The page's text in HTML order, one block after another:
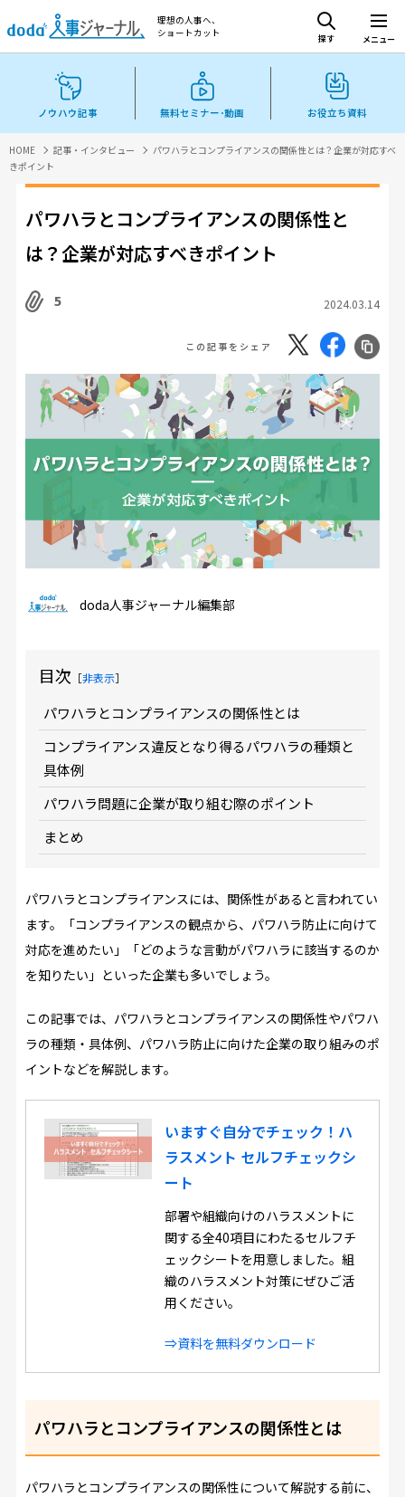
理想の人事へ、
ショートカット
探す メニュー
ノウハウ記事 無料セミナー･動画 お役立ち資料
HOME 記事・インタビュー
パワハラとコンプライアンスの関係性とは？企業が対応すべ
きポイント
パワハラとコンプライアンスの関係性と
は？企業が対応すべきポイント
5 2024.03.14
この記事をシェア
doda人事ジャーナル編集部
目次 ［非表示］
パワハラとコンプライアンスの関係性とは
コンプライアンス違反となり得るパワハラの種類と
具体例
パワハラ問題に企業が取り組む際のポイント
まとめ
パワハラとコンプライアンスには、関係性があると言われてい
ます。「コンプライアンスの観点から、パワハラ防止に向けて
対応を進めたい」「どのような言動がパワハラに該当するのか
を知りたい」といった企業も多いでしょう。
この記事では、パワハラとコンプライアンスの関係性やパワハ
ラの種類・具体例、パワハラ防止に向けた企業の取り組みのポ
イントなどを解説します。
いますぐ自分でチェック！ハ
ラスメント セルフチェックシ
ート
部署や組織向けのハラスメントに
関する全40項目にわたるセルフチ
ェックシートを用意しました。組
織のハラスメント対策にぜひご活
用ください。
⇒資料を無料ダウンロード
パワハラとコンプライアンスの関係性とは
パワハラとコンプライアンスの関係性について解説する前に、